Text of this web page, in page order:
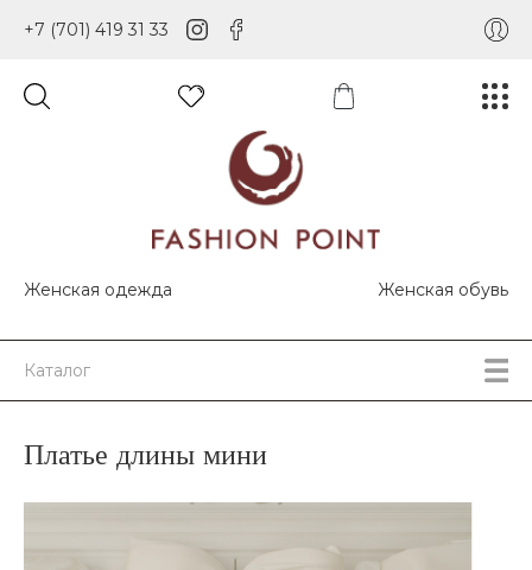
+7 (701) 419 31 33
Женская одежда Женская обувь
Каталог
Платье длины мини